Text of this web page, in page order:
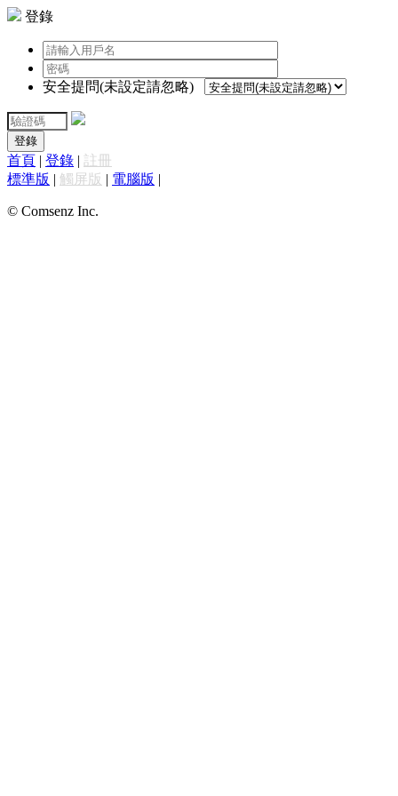
登錄
安全提問(未設定請忽略)
登錄
首頁 | 登錄 | 註冊
標準版 | 觸屏版 | 電腦版 |
© Comsenz Inc.